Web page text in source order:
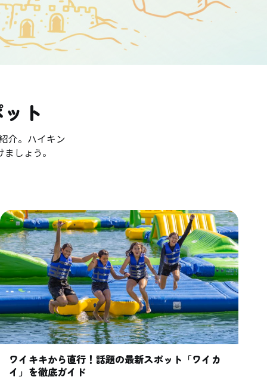
ト
介。ハイキン
しょう。
ワイキキから直行！話題の最新スポット「ワイカ
イ」を徹底ガイド